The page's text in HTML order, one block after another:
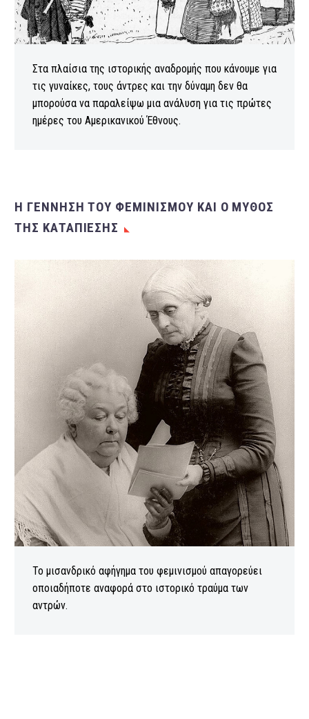
Στα πλαίσια της ιστορικής αναδρομής που κάνουμε για
τις γυναίκες, τους άντρες και την δύναμη δεν θα
μπορούσα να παραλείψω μια ανάλυση για τις πρώτες
ημέρες του Αμερικανικού Έθνους.
Η ΓΕΝΝΗΣΗ ΤΟΥ ΦΕΜΙΝΙΣΜΟΥ ΚΑΙ Ο ΜΥΘΟΣ
ΤΗΣ ΚΑΤΑΠΙΕΣΗΣ
Το μισανδρικό αφήγημα του φεμινισμού απαγορεύει
οποιαδήποτε αναφορά στο ιστορικό τραύμα των
αντρών.